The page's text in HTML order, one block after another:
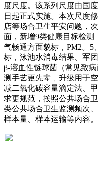
度尺度。该系列尺度由国
日起正式实施。本次尺度
店等场合卫生平安问题，
面，新增9类健康目标检测
气畅通方面貌标，PM2。5
标，泳池水消毒结果、军
β-溶血性链球菌（常见致
测手艺更先辈，升级用于
减二氧化碳容量滴定法、
求更规范，按照公共场合
类公共场合卫生监测频次
样本量、样本运输等内容。